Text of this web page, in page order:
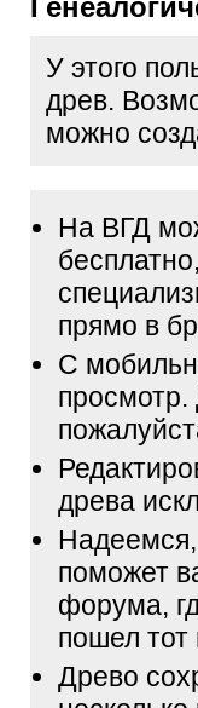
У этого
древ.
можно
На ВГД
прямо в
С
просмотр.
древа
поможет
форума,
пошел тот
Древо